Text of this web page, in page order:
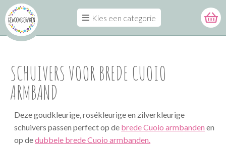
Kies een categorie
SCHUIVERS VOOR BREDE CUOIO
ARMBAND
Deze goudkleurige, rosékleurige en zilverkleurige
schuivers passen perfect op de brede Cuoio armbanden en
op dedubbele brede Cuoio armbanden.